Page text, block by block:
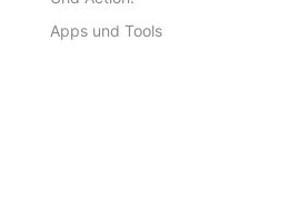
Apps und Tools